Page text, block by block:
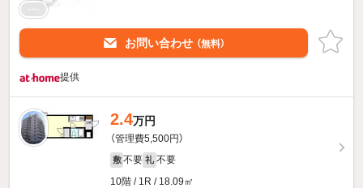
お問い合わせ （無料）
提供
2.4万円
（管理費5,500円）
敷 不要 礼 不要
10階 / 1R / 18.09㎡